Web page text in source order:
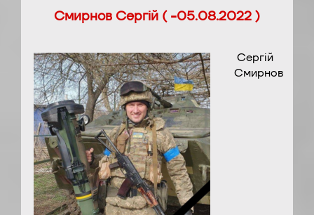
Смирнов Сергій ( -05.08.2022 )
Сергій
Смирнов